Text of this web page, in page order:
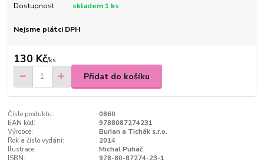
Dostupnost skladem 1 ks
Nejsme plátci DPH
130 Kč/ks
Přidat do košíku
Číslo produktu:
0860
EAN kód:
9788087274231
Výrobce:
Burian a Tichák s.r.o.
Rok a číslo vydání:
2014
Ilustrace:
Michal Puhač
ISBN:
978-80-87274-23-1